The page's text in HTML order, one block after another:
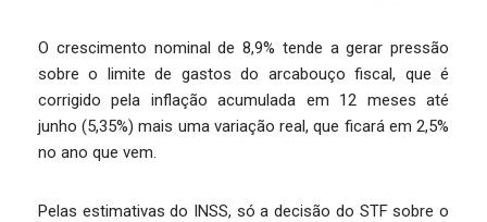
O crescimento nominal de 8,9% tende a gerar pressão
sobre o limite de gastos do arcabouço fiscal, que é
corrigido pela inflação acumulada em 12 meses até
junho (5,35%) mais uma variação real, que ficará em 2,5%
no ano que vem.
Pelas estimativas do INSS, só a decisão do STF sobre o